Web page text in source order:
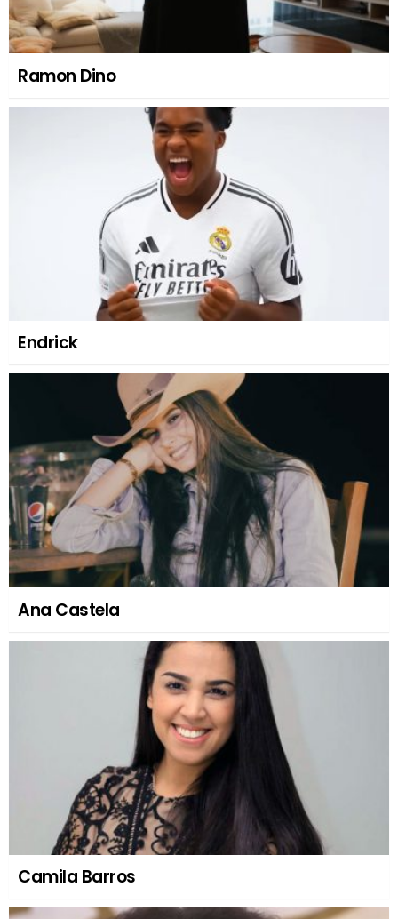
Ramon Dino
Endrick
Ana Castela
Camila Barros